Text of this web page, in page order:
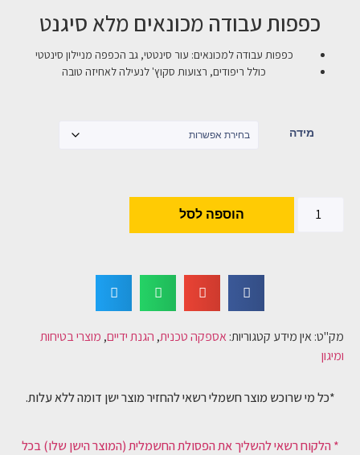
כפפות עבודה מכונאים מלא סיגנט
כפפות עבודה למכונאים: עור סינטטי, גב הכפפה מניילון סינטטי
כולל ריפודים, רצועות סקוץ' לנעילה לאחיזה טובה
מידה
הוספה לסל
מק"ט: אין מידע קטגוריות: אספקה טכנית, הגנת ידיים, מוצרי בטיחות
ומיגון
*כל מי שרוכש מוצר חשמלי רשאי להחזיר מוצר ישן דומה ללא עלות.
* הלקוח רשאי להשליך את הפסולת החשמלית (המוצר הישן שלו) בכל